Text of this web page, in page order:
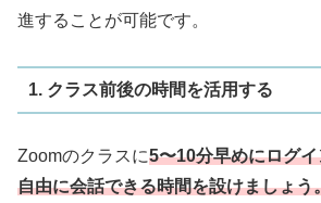
進することが可能です。
1. クラス前後の時間を活用する
Zoomのクラスに5〜10分早めにログ
自由に会話できる時間を設けましょう